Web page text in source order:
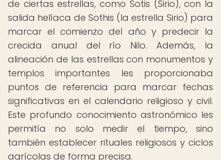
de ciertas estrellas, como Sotis (Sirio), con la
salida helíaca de Sothis (la estrella Sirio) para
marcar el comienzo del año y predecir la
crecida anual del río Nilo. Además, la
alineación de las estrellas con monumentos y
templos importantes les proporcionaba
puntos de referencia para marcar fechas
significativas en el calendario religioso y civil.
Este profundo conocimiento astronómico les
permitía no solo medir el tiempo, sino
también establecer rituales religiosos y ciclos
agrícolas de forma precisa.